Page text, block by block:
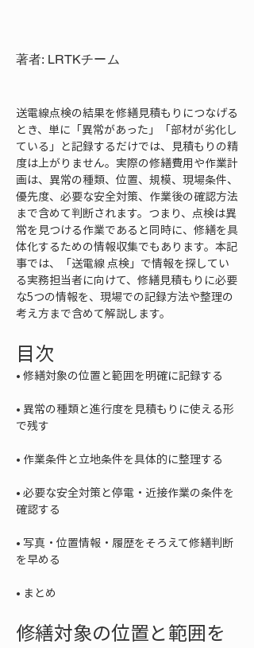
著者: LRTKチーム
送電線点検の結果を修繕見積もりにつなげる
とき、単に「異常があった」「部材が劣化し
ている」と記録するだけでは、見積もりの精
度は上がりません。実際の修繕費用や作業計
画は、異常の種類、位置、規模、現場条件、
優先度、必要な安全対策、作業後の確認方法
まで含めて判断されます。つまり、点検は異
常を見つける作業であると同時に、修繕を具
体化するための情報収集でもあります。本記
事では、「送電線 点検」で情報を探してい
る実務担当者に向けて、修繕見積もりに必要
な5つの情報を、現場での記録方法や整理の
考え方まで含めて解説します。
目次
•
• 異常の種類と進行度を見積もりに使える形
•
• 必要な安全対策と停電・近接作業の条件を
• 写真・位置情報・履歴をそろえて修繕判断
• まとめ
修繕対象の位置と範囲を